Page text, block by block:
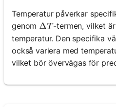
Temperatur påverkar
genom \Delta T
ΔT -termen, vilket
temperatur. Den specifika
också variera med
vilket bör övervägas för